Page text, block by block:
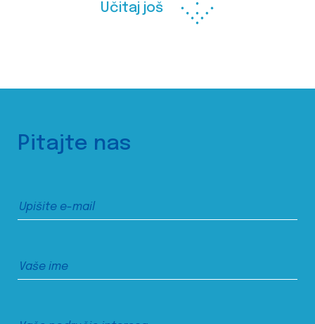
Učitaj još
Pitajte nas